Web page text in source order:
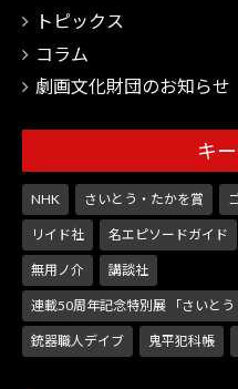
トピックス
コラム
劇画文化財団のお知らせ
キ
NHK さいとう・たかを賞
リイド社 名エピソードガイド
無用ノ介 講談社
連載50周年記念特別展 「さいとう
銃器職人デイブ 鬼平犯科帳